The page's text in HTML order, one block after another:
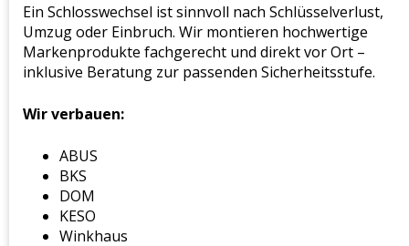
Ein Schlosswechsel ist sinnvoll nach Schlüsselverlust,
Umzug oder Einbruch. Wir montieren hochwertige
Markenprodukte fachgerecht und direkt vor Ort –
inklusive Beratung zur passenden Sicherheitsstufe.
Wir verbauen:
ABUS
BKS
DOM
KESO
Winkhaus